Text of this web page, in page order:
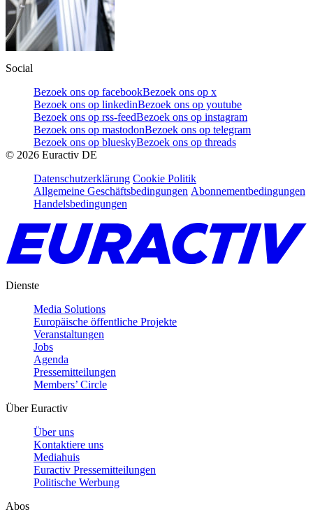
Social
Bezoek ons op facebookBezoek ons op x
Bezoek ons op linkedinBezoek ons op youtube
Bezoek ons op rss-feedBezoek ons op instagram
Bezoek ons op mastodonBezoek ons op telegram
Bezoek ons op blueskyBezoek ons op threads
© 2026 Euractiv DE
Datenschutzerklärung Cookie Politik
Allgemeine Geschäftsbedingungen Abonnementbedingungen
Handelsbedingungen
Dienste
Media Solutions
Europäische öffentliche Projekte
Veranstaltungen
Jobs
Agenda
Pressemitteilungen
Members’ Circle
Über Euractiv
Über uns
Kontaktiere uns
Mediahuis
Euractiv Pressemitteilungen
Politische Werbung
Abos